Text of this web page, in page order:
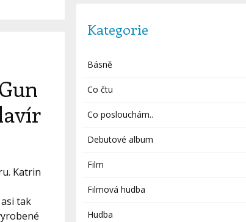
Katrin
tak
Kategorie
Básně
Co čtu
Co poslouchám..
Debutové album
Film
Filmová hudba
Hudba